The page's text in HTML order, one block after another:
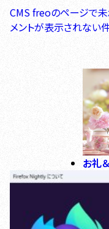
CMS freoのページで
メントが表示されない
お礼